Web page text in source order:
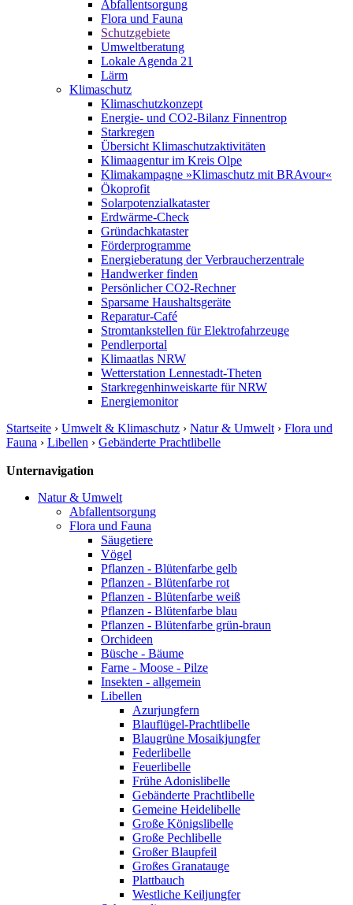
Abfallentsorgung
Flora und Fauna
Schutzgebiete
Umweltberatung
Lokale Agenda 21
Lärm
Klimaschutz
Klimaschutzkonzept
Energie- und CO2-Bilanz Finnentrop
Starkregen
Übersicht Klimaschutzaktivitäten
Klimaagentur im Kreis Olpe
Klimakampagne »Klimaschutz mit BRAvour«
Ökoprofit
Solarpotenzialkataster
Erdwärme-Check
Gründachkataster
Förderprogramme
Energieberatung der Verbraucherzentrale
Handwerker finden
Persönlicher CO2-Rechner
Sparsame Haushaltsgeräte
Reparatur-Café
Stromtankstellen für Elektrofahrzeuge
Pendlerportal
Klimaatlas NRW
Wetterstation Lennestadt-Theten
Starkregenhinweiskarte für NRW
Energiemonitor
Startseite › Umwelt & Klimaschutz › Natur & Umwelt › Flora und
Fauna › Libellen › Gebänderte Prachtlibelle
Unternavigation
Natur & Umwelt
Abfallentsorgung
Flora und Fauna
Säugetiere
Vögel
Pflanzen - Blütenfarbe gelb
Pflanzen - Blütenfarbe rot
Pflanzen - Blütenfarbe weiß
Pflanzen - Blütenfarbe blau
Pflanzen - Blütenfarbe grün-braun
Orchideen
Büsche - Bäume
Farne - Moose - Pilze
Insekten - allgemein
Libellen
Azurjungfern
Blauflügel-Prachtlibelle
Blaugrüne Mosaikjungfer
Federlibelle
Feuerlibelle
Frühe Adonislibelle
Gebänderte Prachtlibelle
Gemeine Heidelibelle
Große Königslibelle
Große Pechlibelle
Großer Blaupfeil
Großes Granatauge
Plattbauch
Westliche Keiljungfer